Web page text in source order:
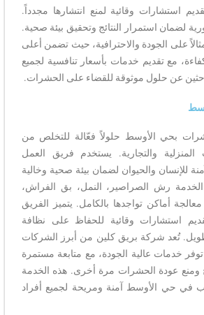
استشارات وقائية لمنع انتشارها مجدداً.
لضمان استمرار النتائج وتحقيق بيئة صحية.
على الجودة والاحترافية، حيث تضمن أعلى
مع تقديم خدمات بأسعار تنافسية لجميع
عن حلول موثوقة للقضاء على الحشرات.
بحي الأوسط حلولاً فعّالة للتخلص من
والتجارية. يستخدم فريق العمل
للإنسان والحيوان لضمان بيئة صحية وخالية
رش الصراصير، النمل، بق الفراش،
أماكن تواجدها بالكامل. يتميز الفريق
استشارات وقائية للحفاظ على نظافة
تُعد شركة بريق كلين من أبرز الشركات
خدمات عالية الجودة، مع متابعة مستمرة
ومنع عودة الحشرات مرة أخرى. هذه الخدمة
في حي الأوسط آمنة ومريحة لجميع أفراد